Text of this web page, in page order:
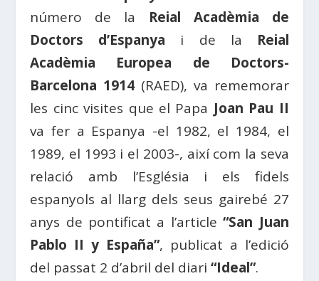
número de la Reial Acadèmia de
Doctors d’Espanya i de la Reial
Acadèmia Europea de Doctors-
Barcelona 1914 (RAED), va rememorar
les cinc visites que el Papa Joan Pau II
va fer a Espanya -el 1982, el 1984, el
1989, el 1993 i el 2003-, així com la seva
relació amb l’Església i els fidels
espanyols al llarg dels seus gairebé 27
anys de pontificat a l’article“San Juan
Pablo II y España”, publicat a l’edició
del passat 2 d’abril del diari“Ideal”.